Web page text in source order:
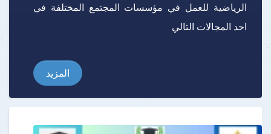
الرياضية للعمل في مؤسسات المجتمع المختلفة في
احد المجالات التالي
المزيد